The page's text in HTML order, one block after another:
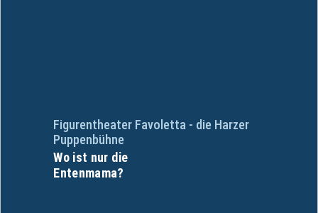
Figurentheater Favoletta - die Harzer
Puppenbühne
Wo ist nur die
Entenmama?